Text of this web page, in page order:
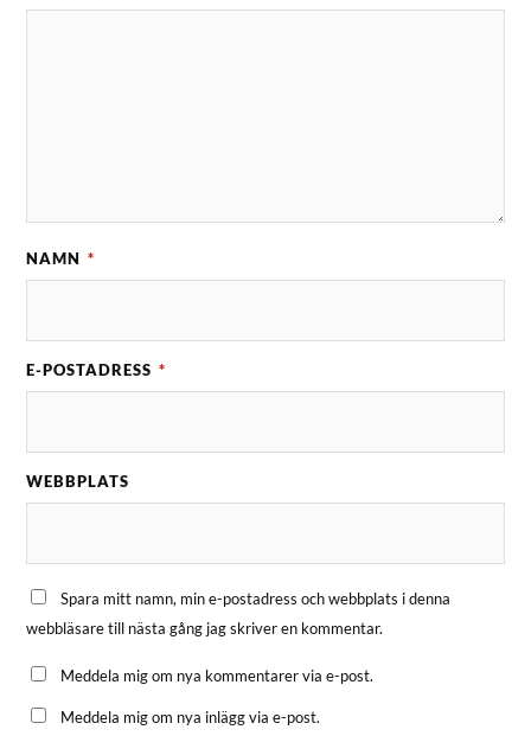
NAMN *
E-POSTADRESS *
WEBBPLATS
Spara mitt namn, min e-postadress och webbplats i denna
webbläsare till nästa gång jag skriver en kommentar.
Meddela mig om nya kommentarer via e-post.
Meddela mig om nya inlägg via e-post.